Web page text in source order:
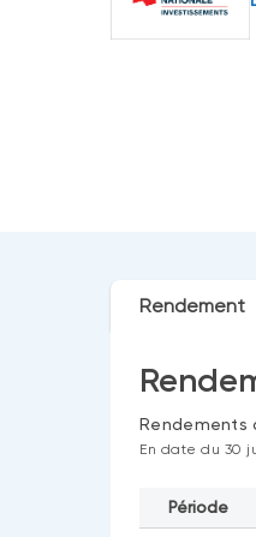
Rendement
Rendements
En date du 30
Période